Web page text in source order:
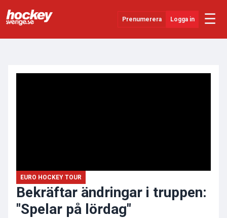
Prenumerera Logga in ☰
EURO HOCKEY TOUR
Bekräftar ändringar i truppen:
"Spelar på lördag"